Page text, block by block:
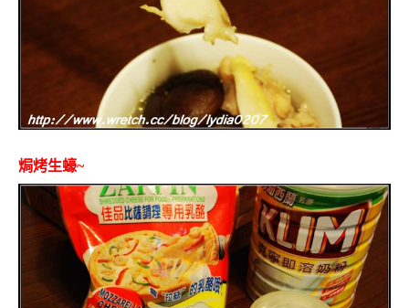
焗烤生蠔~